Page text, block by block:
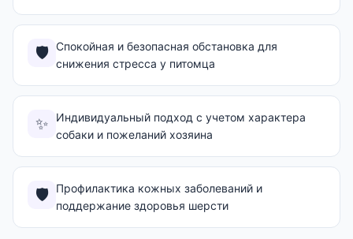
🛡️ Спокойная и безопасная обстановка для
снижения стресса у питомца
✨
Индивидуальный подход с учетом характера
собаки и пожеланий хозяина
🛡️
Профилактика кожных заболеваний и
поддержание здоровья шерсти